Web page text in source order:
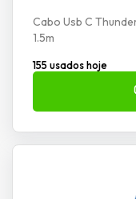
Cabo Usb C
1.5m
155 usados hoje